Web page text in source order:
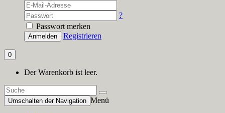
?
Passwort merken
Anmelden Registrieren
0
Der Warenkorb ist leer.
Umschalten der Navigation Menü